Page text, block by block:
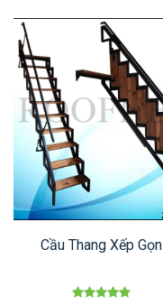
Cầu Thang Xếp Gọn